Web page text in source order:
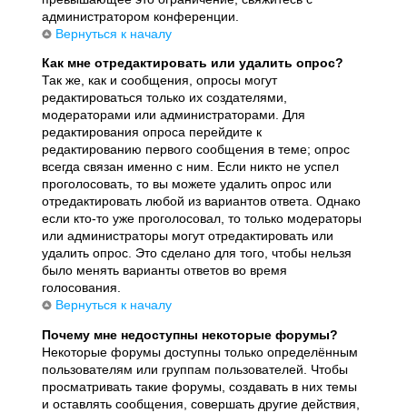
администратором конференции.
Вернуться к началу
Как мне отредактировать или удалить опрос?
Так же, как и сообщения, опросы могут
редактироваться только их создателями,
модераторами или администраторами. Для
редактирования опроса перейдите к
редактированию первого сообщения в теме; опрос
всегда связан именно с ним. Если никто не успел
проголосовать, то вы можете удалить опрос или
отредактировать любой из вариантов ответа. Однако
если кто-то уже проголосовал, то только модераторы
или администраторы могут отредактировать или
удалить опрос. Это сделано для того, чтобы нельзя
было менять варианты ответов во время
голосования.
Вернуться к началу
Почему мне недоступны некоторые форумы?
Некоторые форумы доступны только определённым
пользователям или группам пользователей. Чтобы
просматривать такие форумы, создавать в них темы
и оставлять сообщения, совершать другие действия,